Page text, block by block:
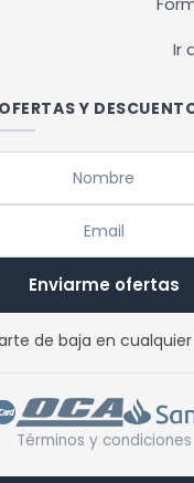
Ir
OFERTAS Y
Enviarme ofertas
de baja en
Términos y condiciones